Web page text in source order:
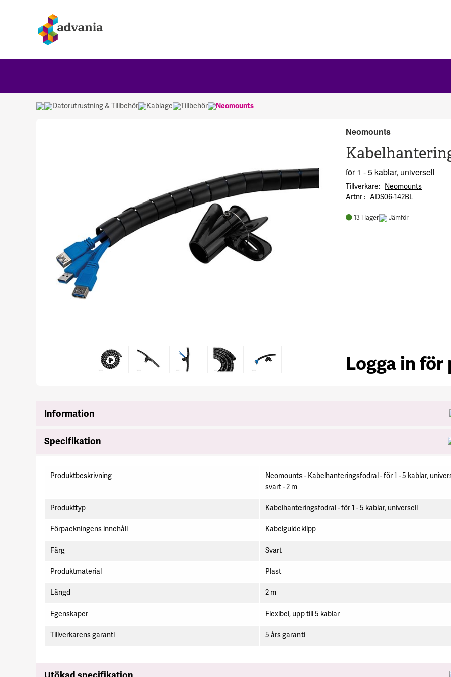
Datorutrustning & Tillbehör Kablage Tillbehör Neomounts
Neomounts
för 1 - 5 kablar, universell
Tillverkare
Neomounts
Artnr
ADS06-142BL
13 i lager Jämför
Logga in för
Information
Specifikation
Produktbeskrivning
Neomounts - Kabelhanteringsfodral - för 1 - 5 kablar,
svart - 2 m
Produkttyp Kabelhanteringsfodral - för 1 - 5 kablar, universell
Förpackningens innehåll Kabelguideklipp
Färg Svart
Produktmaterial Plast
Längd 2 m
Egenskaper Flexibel, upp till 5 kablar
Tillverkarens garanti 5 års garanti